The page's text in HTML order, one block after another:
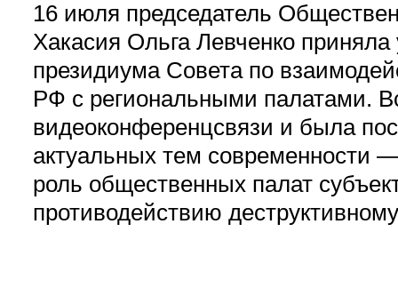
16 июля председатель
Хакасия Ольга Левченко приняла
президиума Совета по
РФ с региональными палатами.
видеоконференцсвязи и была
актуальных тем современности
роль общественных палат
противодействию